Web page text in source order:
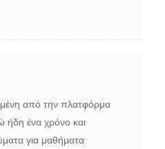
από την πλατφόρμα
ήδη ένα χρόνο και
για μαθήματα